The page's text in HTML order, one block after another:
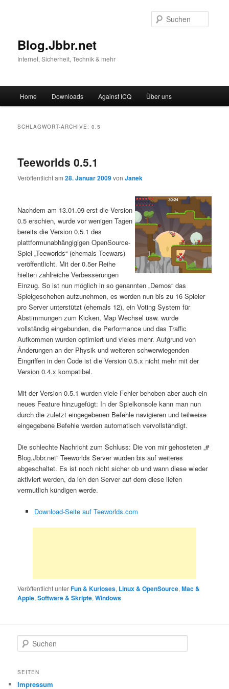
Blog.Jbbr.net
Internet, Sicherheit, Technik & mehr
Zum
Zum
wechseln
Home Downloads Against ICQ Über uns
SCHLAGWORT-ARCHIVE:0.5
Teeworlds 0.5.1
Veröffentlicht am28. Januar 2009vonJanek
Nachdem am 13.01.09 erst die Version
0.5 erschien, wurde vor wenigen Tagen
bereits die Version 0.5.1 des
plattformunabhängigigen OpenSource-
Spiel „Teeworlds“ (ehemals Teewars)
veröffentlicht. Mit der 0.5er Reihe
hielten zahlreiche Verbesserungen
Einzug. So ist nun möglich in so genannten „Demos“ das
Spielgeschehen aufzunehmen, es werden nun bis zu 16 Spieler
pro Server unterstützt (ehemals 12), ein Voting System für
Abstimmungen zum Kicken, Map Wechsel usw. wurde
vollständig eingebunden, die Performance und das Traffic
Aufkommen wurden optimiert und vieles mehr. Aufgrund von
Änderungen an der Physik und weiteren schwerwiegenden
Eingriffen in den Code ist die Version 0.5.x nicht mehr mit der
Version 0.4.x kompatibel.
Mit der Version 0.5.1 wurden viele Fehler behoben aber auch ein
neues Feature hinzugefügt: In der Spielkonsole kann man nun
durch die zuletzt eingegebenen Befehle navigieren und teilweise
eingegebene Befehle werden automatisch vervollständigt.
Die schlechte Nachricht zum Schluss: Die von mir gehosteten „#
Blog.Jbbr.net“ Teeworlds Server wurden bis auf weiteres
abgeschaltet. Es ist noch nicht sicher ob und wann diese wieder
aktiviert werden, da ich den Server auf dem diese liefen
vermutlich kündigen werde.
Download-Seite auf Teeworlds.com
Veröffentlicht unterFun & Kurioses, Linux & OpenSource,Mac &
Apple,Software & Skripte,Windows
u
h
SEITEN
Impressum